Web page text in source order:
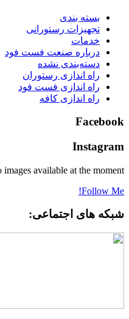
بسته بندی
تجهیزات رستورانی
خدمات
درباره صنعت فست فود
دسته‌بندی نشده
راه اندازی رستوران
راه اندازی فست فود
راه اندازی کافه
images available at the
Follow
های اجتماعی: